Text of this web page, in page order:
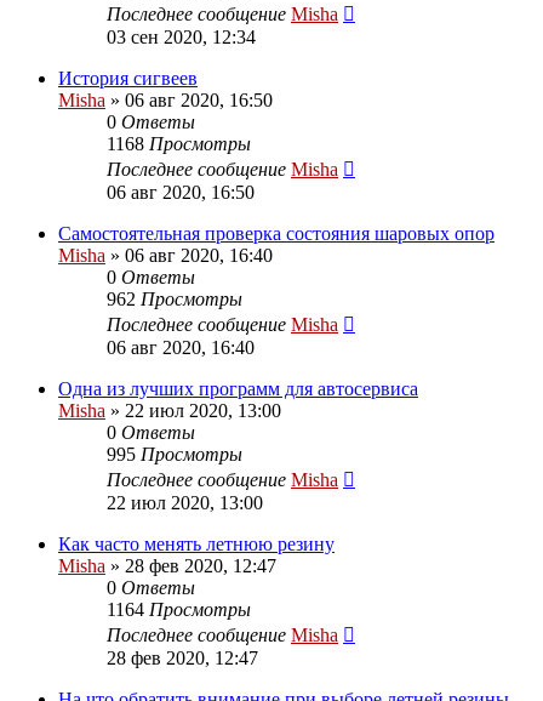
Последнее сообщение Misha
03 сен 2020, 12:34
История сигвеев
Misha » 06 авг 2020, 16:50
0 Ответы
1168 Просмотры
Последнее сообщение Misha
06 авг 2020, 16:50
Самостоятельная проверка состояния шаровых опор
Misha » 06 авг 2020, 16:40
0 Ответы
962 Просмотры
Последнее сообщение Misha
06 авг 2020, 16:40
Одна из лучших программ для автосервиса
Misha » 22 июл 2020, 13:00
0 Ответы
995 Просмотры
Последнее сообщение Misha
22 июл 2020, 13:00
Как часто менять летнюю резину
Misha » 28 фев 2020, 12:47
0 Ответы
1164 Просмотры
Последнее сообщение Misha
28 фев 2020, 12:47